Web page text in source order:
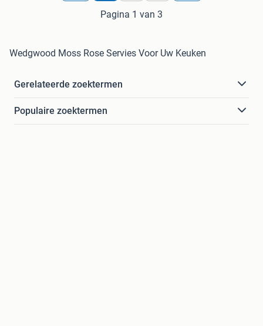
Pagina 1 van 3
Wedgwood Moss Rose Servies Voor Uw Keuken
Gerelateerde zoektermen
Populaire zoektermen